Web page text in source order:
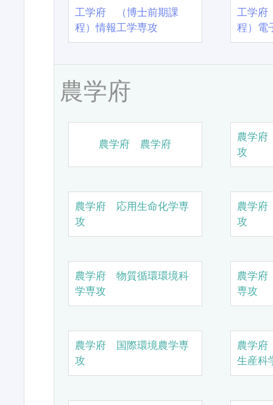
工学府 （博士前期課
程）情報工学専攻
工学
程）電
農学府
農学府 農学府
農学
攻
農学府 応用生命化学専
攻
農学
攻
農学府 物質循環環境科
学専攻
農学
専攻
農学府 国際環境農学専
攻
農学
生産科